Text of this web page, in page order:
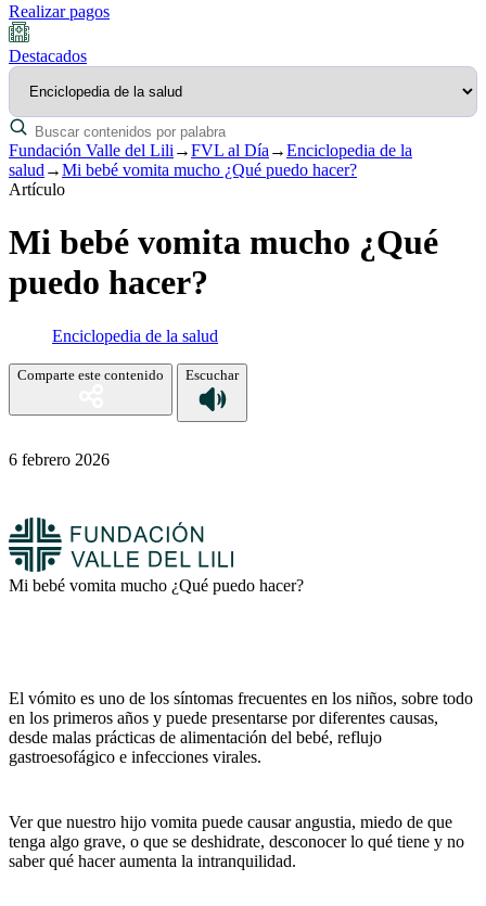
Realizar pagos
Destacados
Fundación Valle del Lili →FVL al Día →Enciclopedia de la
salud →Mi bebé vomita mucho ¿Qué puedo hacer?
Artículo
Mi bebé vomita mucho ¿Qué
puedo hacer?
Enciclopedia de la salud
Comparte este contenido Escuchar
6 febrero 2026
Mi bebé vomita mucho ¿Qué puedo hacer?
El vómito es uno de los síntomas frecuentes en los niños, sobre todo
en los primeros años y puede presentarse por diferentes causas,
desde malas prácticas de alimentación del bebé, reflujo
gastroesofágico e infecciones virales.
Ver que nuestro hijo vomita puede causar angustia, miedo de que
tenga algo grave, o que se deshidrate, desconocer lo qué tiene y no
saber qué hacer aumenta la intranquilidad.